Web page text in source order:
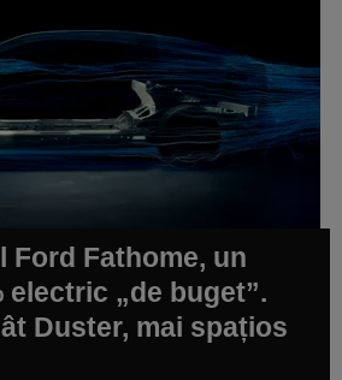
Ford Fathome, un
electric „de buget”.
Duster, mai spațios